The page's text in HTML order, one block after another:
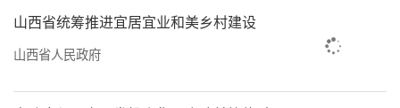
山西省统筹推进宜居宜业和美乡村建设
山西省人民政府